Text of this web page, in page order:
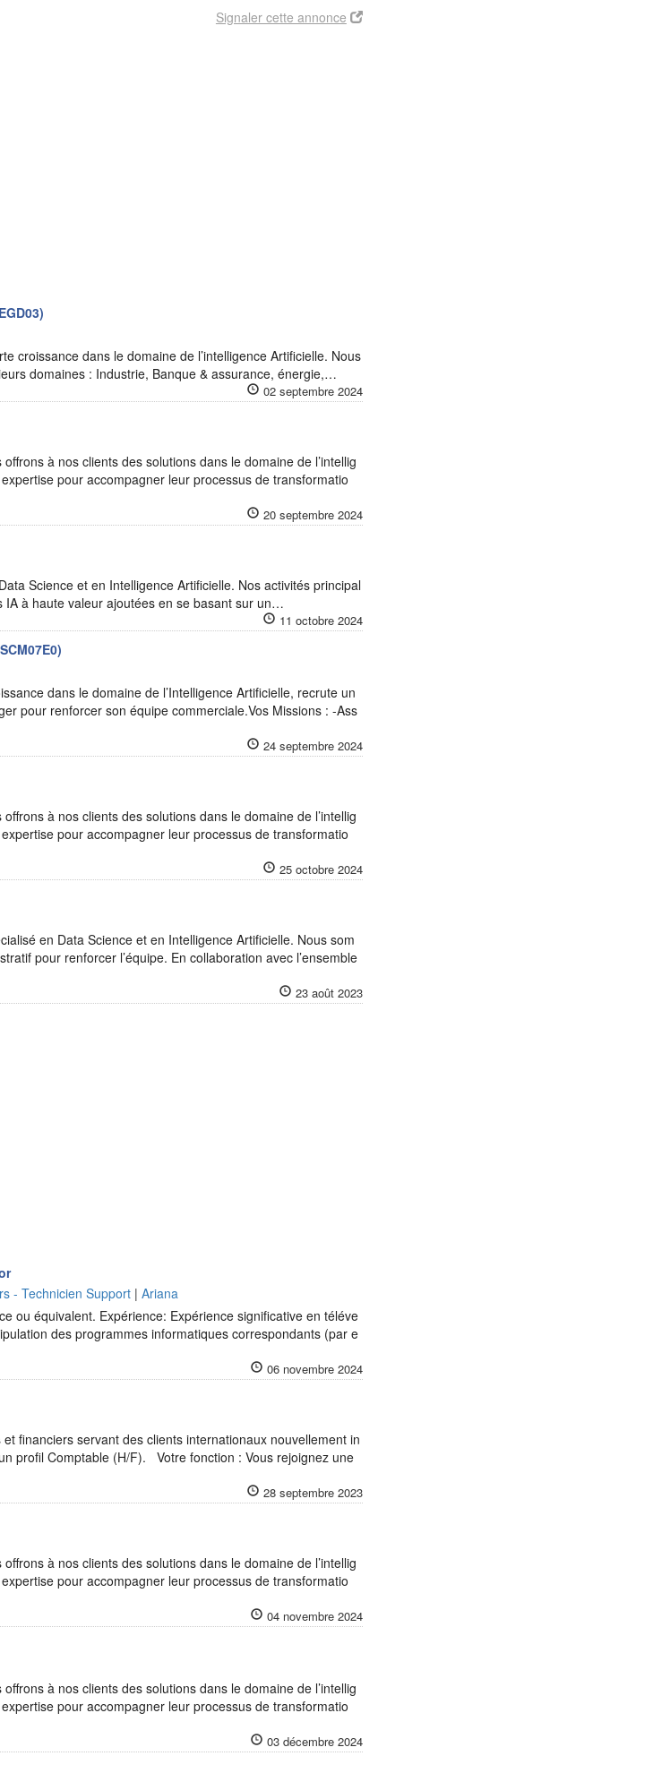
Signaler cette annonce
croissance dans le domaine de l’intelligence Artificielle. Nous
domaines : Industrie, Banque & assurance, énergie,…
02 septembre 2024
à nos clients des solutions dans le domaine de l’intellig
pour accompagner leur processus de transformatio
20 septembre 2024
Science et en Intelligence Artificielle. Nos activités principal
IA à haute valeur ajoutées en se basant sur un…
11 octobre 2024
dans le domaine de l’Intelligence Artificielle, recrute un
pour renforcer son équipe commerciale.Vos Missions : -Ass
24 septembre 2024
à nos clients des solutions dans le domaine de l’intellig
pour accompagner leur processus de transformatio
25 octobre 2024
en Data Science et en Intelligence Artificielle. Nous som
pour renforcer l’équipe. En collaboration avec l’ensemble
23 août 2023
- Technicien Support |Ariana
ou équivalent. Expérience: Expérience significative en téléve
des programmes informatiques correspondants (par e
06 novembre 2024
financiers servant des clients internationaux nouvellement in
profil Comptable (H/F). Votre fonction : Vous rejoignez une
28 septembre 2023
à nos clients des solutions dans le domaine de l’intellig
pour accompagner leur processus de transformatio
04 novembre 2024
à nos clients des solutions dans le domaine de l’intellig
pour accompagner leur processus de transformatio
03 décembre 2024